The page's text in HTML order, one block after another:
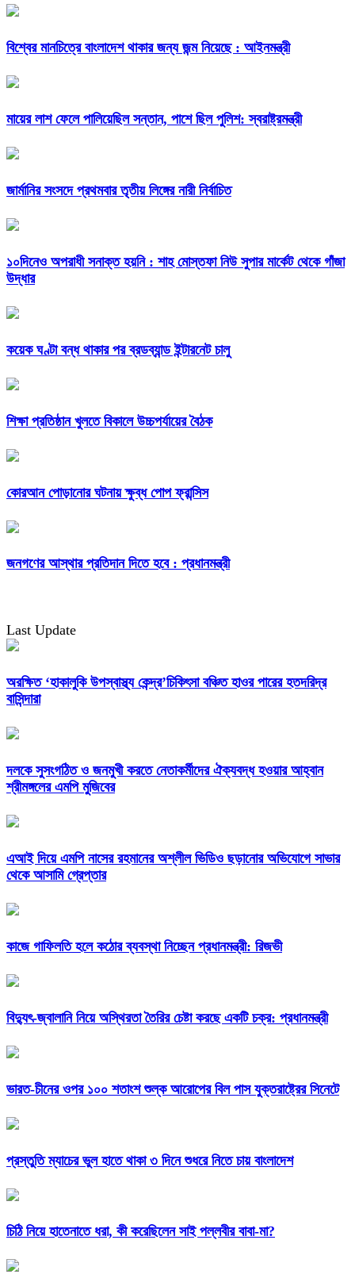
বিশ্বের মানচিত্রে বাংলাদেশ থাকার জন্য জন্ম নিয়েছে : আইনমন্ত্রী
মায়ের লাশ ফেলে পালিয়েছিল সন্তান, পাশে ছিল পুলিশ: স্বরাষ্ট্রমন্ত্রী
জার্মানির সংসদে প্রথমবার তৃতীয় লিঙ্গের নারী নির্বাচিত
১০দিনেও অপরাধী সনাক্ত হয়নি : শাহ মোস্তফা নিউ সুপার মার্কেট থেকে গাঁজা
উদ্ধার
কয়েক ঘণ্টা বন্ধ থাকার পর ব্রডব্যান্ড ইন্টারনেট চালু
শিক্ষা প্রতিষ্ঠান খুলতে বিকালে উচ্চপর্যায়ের বৈঠক
কোরআন পোড়ানোর ঘটনায় ক্ষুব্ধ পোপ ফ্রান্সিস
জনগণের আস্থার প্রতিদান দিতে হবে : প্রধানমন্ত্রী
Last Update
অরক্ষিত ‘হাকালুকি উপস্বাস্থ্য কেন্দ্র’চিকিৎসা বঞ্চিত হাওর পারের হতদরিদ্র
বাসিন্দারা
দলকে সুসংগঠিত ও জনমুখী করতে নেতাকর্মীদের ঐক্যবদ্ধ হওয়ার আহ্বান
শ্রীমঙ্গলের এমপি মুজিবের
এআই দিয়ে এমপি নাসের রহমানের অশ্লীল ভিডিও ছড়ানোর অভিযোগে সাভার
থেকে আসামি গ্রেপ্তার
কাজে গাফিলতি হলে কঠোর ব্যবস্থা নিচ্ছেন প্রধানমন্ত্রী: রিজভী
বিদ্যুৎ-জ্বালানি নিয়ে অস্থিরতা তৈরির চেষ্টা করছে একটি চক্র: প্রধানমন্ত্রী
ভারত-চীনের ওপর ১০০ শতাংশ শুল্ক আরোপের বিল পাস যুক্তরাষ্ট্রের সিনেটে
প্রস্তুতি ম্যাচের ভুল হাতে থাকা ৩ দিনে শুধরে নিতে চায় বাংলাদেশ
চিঠি নিয়ে হাতেনাতে ধরা, কী করেছিলেন সাই পল্লবীর বাবা-মা?